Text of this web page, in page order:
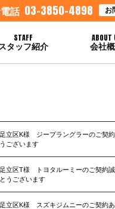
話 03-3850-4898 お
STAFF
スタッフ紹介
ABOUT
会社
立区K様 ジープラングラーのご契
ございます
立区T様 トヨタルーミーのご契約
うございます
立区K様 スズキジムニーのご契約あ